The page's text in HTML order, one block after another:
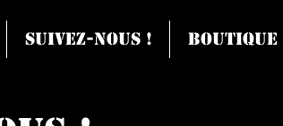
Suivez-nous ! Boutique